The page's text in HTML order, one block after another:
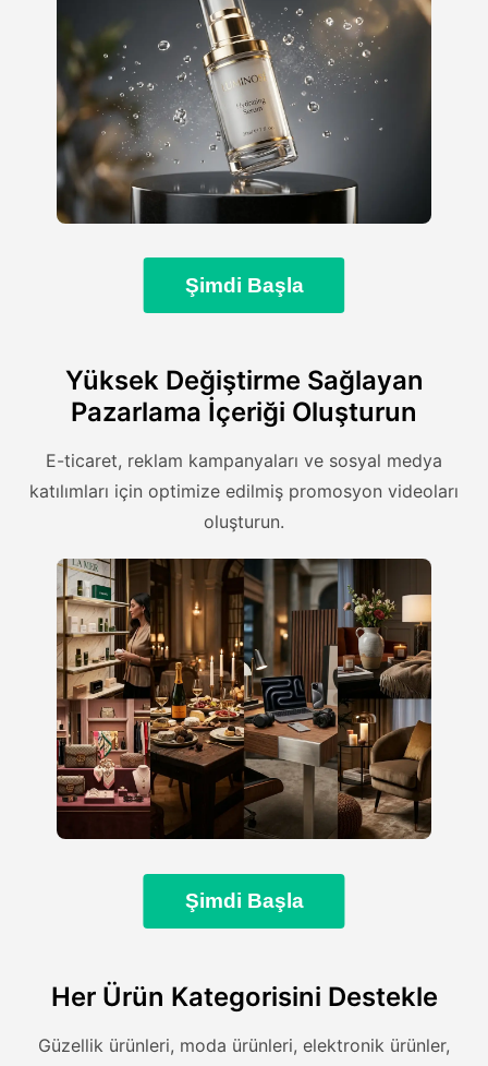
Şimdi Başla
Yüksek Değiştirme Sağlayan
Pazarlama İçeriği Oluşturun
E-ticaret, reklam kampanyaları ve sosyal medya
katılımları için optimize edilmiş promosyon videoları
oluşturun.
Şimdi Başla
Her Ürün Kategorisini Destekle
Güzellik ürünleri, moda ürünleri, elektronik ürünler,